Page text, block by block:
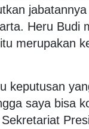
Heru Budi
merupakan
keputusan
saya bisa